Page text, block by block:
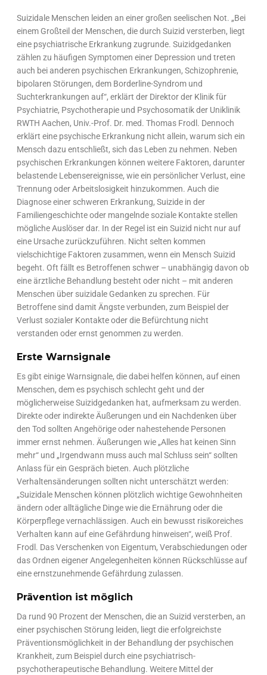
Suizidale Menschen leiden an einer großen seelischen Not. „Bei
einem Großteil der Menschen, die durch Suizid versterben, liegt
eine psychiatrische Erkrankung zugrunde. Suizidgedanken
zählen zu häufigen Symptomen einer Depression und treten
auch bei anderen psychischen Erkrankungen, Schizophrenie,
bipolaren Störungen, dem Borderline-Syndrom und
Suchterkrankungen auf“, erklärt der Direktor der Klinik für
Psychiatrie, Psychotherapie und Psychosomatik der Uniklinik
RWTH Aachen, Univ.-Prof. Dr. med. Thomas Frodl. Dennoch
erklärt eine psychische Erkrankung nicht allein, warum sich ein
Mensch dazu entschließt, sich das Leben zu nehmen. Neben
psychischen Erkrankungen können weitere Faktoren, darunter
belastende Lebensereignisse, wie ein persönlicher Verlust, eine
Trennung oder Arbeitslosigkeit hinzukommen. Auch die
Diagnose einer schweren Erkrankung, Suizide in der
Familiengeschichte oder mangelnde soziale Kontakte stellen
mögliche Auslöser dar. In der Regel ist ein Suizid nicht nur auf
eine Ursache zurückzuführen. Nicht selten kommen
vielschichtige Faktoren zusammen, wenn ein Mensch Suizid
begeht. Oft fällt es Betroffenen schwer – unabhängig davon ob
eine ärztliche Behandlung besteht oder nicht – mit anderen
Menschen über suizidale Gedanken zu sprechen. Für
Betroffene sind damit Ängste verbunden, zum Beispiel der
Verlust sozialer Kontakte oder die Befürchtung nicht
verstanden oder ernst genommen zu werden.
Erste Warnsignale
Es gibt einige Warnsignale, die dabei helfen können, auf einen
Menschen, dem es psychisch schlecht geht und der
möglicherweise Suizidgedanken hat, aufmerksam zu werden.
Direkte oder indirekte Äußerungen und ein Nachdenken über
den Tod sollten Angehörige oder nahestehende Personen
immer ernst nehmen. Äußerungen wie „Alles hat keinen Sinn
mehr“ und „Irgendwann muss auch mal Schluss sein“ sollten
Anlass für ein Gespräch bieten. Auch plötzliche
Verhaltensänderungen sollten nicht unterschätzt werden:
„Suizidale Menschen können plötzlich wichtige Gewohnheiten
ändern oder alltägliche Dinge wie die Ernährung oder die
Körperpflege vernachlässigen. Auch ein bewusst risikoreiches
Verhalten kann auf eine Gefährdung hinweisen“, weiß Prof.
Frodl. Das Verschenken von Eigentum, Verabschiedungen oder
das Ordnen eigener Angelegenheiten können Rückschlüsse auf
eine ernstzunehmende Gefährdung zulassen.
Prävention ist möglich
Da rund 90 Prozent der Menschen, die an Suizid versterben, an
einer psychischen Störung leiden, liegt die erfolgreichste
Präventionsmöglichkeit in der Behandlung der psychischen
Krankheit, zum Beispiel durch eine psychiatrisch-
psychotherapeutische Behandlung. Weitere Mittel der